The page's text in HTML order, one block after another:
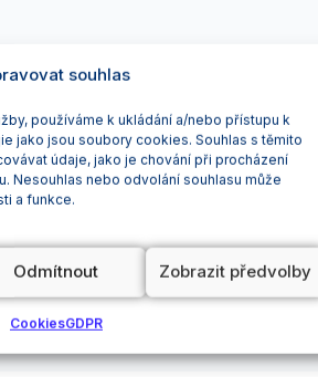
souhlas
používáme k ukládání a/nebo přístupu k
jako jsou soubory cookies. Souhlas s těmito
údaje, jako je chování při procházení
Nesouhlas nebo odvolání souhlasu může
a funkce.
Odmítnout Zobrazit předvolby
CookiesGDPR
nabídnou moderní zázemí, a to jak
Letiště Pardubice a navazuje na
investic je pro nás jako jednoho z